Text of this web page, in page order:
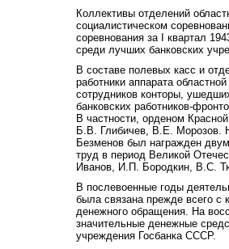
Коллективы отделений
социалистическом
соревнования за I квартал
среди лучших банковских
В составе полевых касс и
работники аппарата
сотрудников конторы,
банковских работников-
В частности, орденом
Б.В. Глибичев, В.Е. Морозов.
Безменов был награжден
труд в период Великой
Иванов, И.П. Бородкин, В.С.
В послевоенные годы
была связана прежде всего с
денежного обращения. На
значительные денежные
учреждения Госбанка СССР.